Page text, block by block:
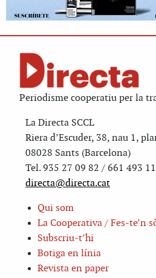
Periodisme cooperatiu per la
La Directa SCCL
Riera d’Escuder, 38, nau 1,
08028 Sants (Barcelona)
Tel. 935 27 09 82 / 661 493
directa@directa.cat
Qui som
La Cooperativa / Fes-te’n
Subscriu-t’hi
Botiga en línia
Revista en paper